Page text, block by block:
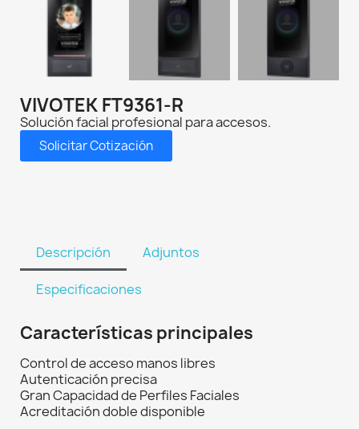
VIVOTEK FT9361-R
Solución facial profesional para accesos.
Solicitar Cotización
Descripción Adjuntos
Especificaciones
Características principales
Control de acceso manos libres
Autenticación precisa
Gran Capacidad de Perfiles Faciales
Acreditación doble disponible